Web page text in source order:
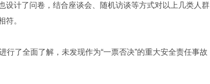
设计了问卷，结合座谈会、随机访谈等方式对以上几类人群
符。
了全面了解，未发现作为“一票否决”的重大安全责任事故